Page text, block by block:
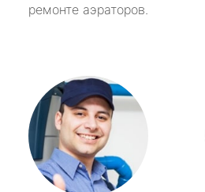
ремонте аэраторов.